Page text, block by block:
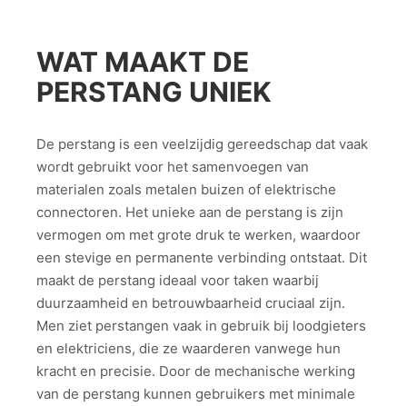
WAT MAAKT DE
PERSTANG UNIEK
De perstang is een veelzijdig gereedschap dat vaak
wordt gebruikt voor het samenvoegen van
materialen zoals metalen buizen of elektrische
connectoren. Het unieke aan de perstang is zijn
vermogen om met grote druk te werken, waardoor
een stevige en permanente verbinding ontstaat. Dit
maakt de perstang ideaal voor taken waarbij
duurzaamheid en betrouwbaarheid cruciaal zijn.
Men ziet perstangen vaak in gebruik bij loodgieters
en elektriciens, die ze waarderen vanwege hun
kracht en precisie. Door de mechanische werking
van de perstang kunnen gebruikers met minimale